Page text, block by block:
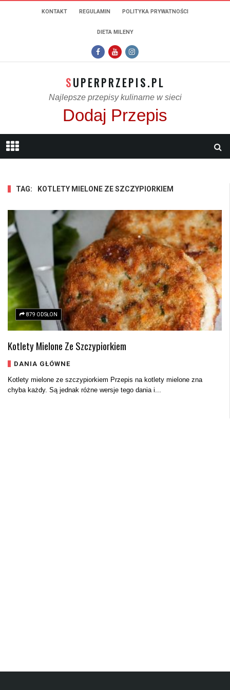
KONTAKT REGULAMIN POLITYKA PRYWATNOŚCI
DIETA MILENY
SUPERPRZEPIS.PL
Najlepsze przepisy kulinarne w sieci
Dodaj Przepis
TAG: KOTLETY MIELONE ZE SZCZYPIORKIEM
879 ODSŁON
Kotlety Mielone Ze Szczypiorkiem
DANIA GŁÓWNE
Kotlety mielone ze szczypiorkiem Przepis na kotlety mielone zna
chyba każdy. Są jednak różne wersje tego dania i...